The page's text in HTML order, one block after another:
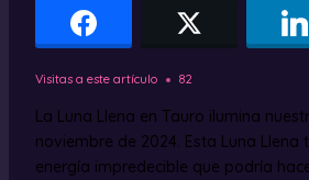
Visitas a este artículo 82
La Luna Llena en Tauro ilumina
noviembre de 2024. Esta Luna Llena
energía impredecible que podría